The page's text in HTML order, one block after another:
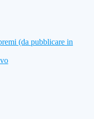
(da pubblicare in